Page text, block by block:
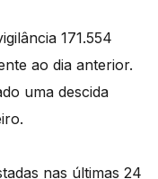
171.554
ao dia anterior.
uma descida
nas últimas 24